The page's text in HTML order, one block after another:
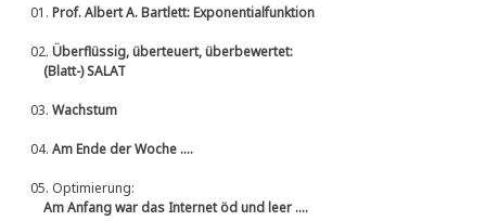
01.Prof. Albert A. Bartlett: Exponentialfunktion
02.Überflüssig, überteuert, überbewertet:
(Blatt-) SALAT
03.Wachstum
04.Am Ende der Woche ....
05. Optimierung:
Am Anfang war das Internet öd und leer ....